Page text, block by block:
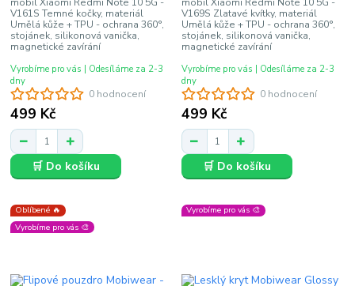
0 hodnocení
mobil Xiaomi Redmi Note 10 5G -
V161S Temné kočky, materiál
Umělá kůže + TPU - ochrana 360°,
stojánek, silikonová vanička,
magnetické zavírání
499 Kč
Vyrobíme pro vás | Odesíláme za 2-3
dny
🛒 Do košíku
0 hodnocení
mobil Xiaomi Redmi Note 10 5G -
V169S Zlatavé kvítky, materiál
Umělá kůže + TPU - ochrana 360°,
stojánek, silikonová vanička,
magnetické zavírání
499 Kč
Vyrobíme pro vás | Odesíláme za 2-3
dny
🛒 Do košíku
Oblíbené 🔥
Vyrobíme pro vás 🎨
Vyrobíme pro vás 🎨